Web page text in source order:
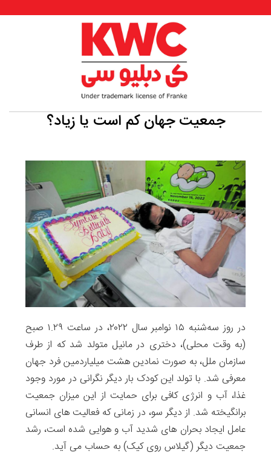
جمعیت جهان کم است یا زیاد؟
در روز سه‌شنبه ۱۵ نوامبر سال ۲۰۲۲، در ساعت ۱.۲۹ صبح
(به وقت محلی)، دختری در مانیل متولد شد که از طرف
سازمان ملل، به صورت نمادین هشت میلیاردمین فرد جهان
معرفی شد. با تولد این کودک بار دیگر نگرانی در مورد وجود
غذا، آب و انرژی کافی برای حمایت از این میزان جمعیت
برانگیخته شد. از دیگر سو، در زمانی که فعالیت های انسانی
عامل ایجاد بحران های شدید آب و هوایی شده است، رشد
جمعیت دیگر (گیلاس روی کیک) به حساب می آید.